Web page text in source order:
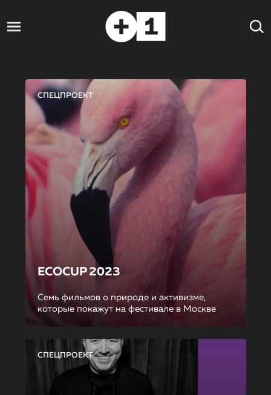
СПЕЦПРОЕКТ
ECOCUP 2023
Семь фильмов о природе и активизме,
которые покажут на фестивале в Москве
СПЕЦПРОЕКТ